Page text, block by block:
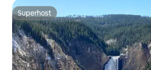
Superhost
Superhost